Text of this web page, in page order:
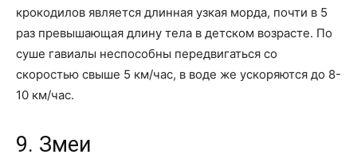
крокодилов является длинная узкая морда, почти в 5
раз превышающая длину тела в детском возрасте. По
суше гавиалы неспособны передвигаться со
скоростью свыше 5 км/час, в воде же ускоряются до 8-
10 км/час.
9. Змеи